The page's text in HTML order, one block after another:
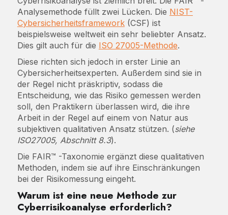
Analysemethode füllt zwei Lücken. Die NIST-
Cybersicherheitsframework(CSF) ist
beispielsweise weltweit ein sehr beliebter Ansatz.
Dies gilt auch für die ISO 27005-Methode.
Diese richten sich jedoch in erster Linie an
Cybersicherheitsexperten. Außerdem sind sie in
der Regel nicht präskriptiv, sodass die
Entscheidung, wie das Risiko gemessen werden
soll, den Praktikern überlassen wird, die ihre
Arbeit in der Regel auf einem von Natur aus
subjektiven qualitativen Ansatz stützen. (siehe
ISO27005, Abschnitt 8.3).
Die FAIR™ -Taxonomie ergänzt diese qualitativen
Methoden, indem sie auf ihre Einschränkungen
bei der Risikomessung eingeht.
Warum ist eine neue Methode zur
Cyberrisikoanalyse erforderlich?